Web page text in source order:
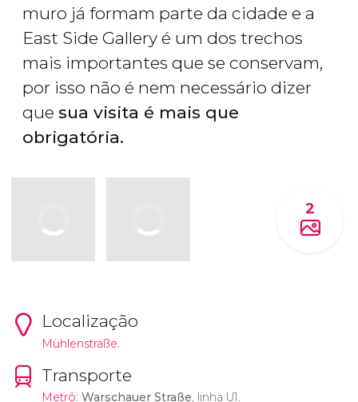
muro já formam parte da cidade e a
East Side Gallery é um dos trechos
mais importantes que se conservam,
por isso não é nem necessário dizer
que sua visita é mais que
obrigatória.
2
Localização
Mühlenstraße.
Transporte
Metrô: Warschauer Straße, linha U1.